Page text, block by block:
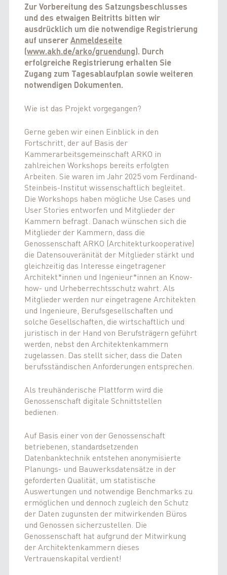
Zur Vorbereitung des Satzungsbeschlusses
und des etwaigen Beitritts bitten wir
ausdrücklich um die notwendige Registrierung
auf unsererAnmeldeseite
(www.akh.de/arko/gruendung). Durch
erfolgreiche Registrierung erhalten Sie
Zugang zum Tagesablaufplan sowie weiteren
notwendigen Dokumenten.
Wie ist das Projekt vorgegangen?
Gerne geben wir einen Einblick in den
Fortschritt, der auf Basis der
Kammerarbeitsgemeinschaft ARKO in
zahlreichen Workshops bereits erfolgten
Arbeiten. Sie waren im Jahr 2025 vom Ferdinand-
Steinbeis-Institut wissenschaftlich begleitet.
Die Workshops haben mögliche Use Cases und
User Stories entworfen und Mitglieder der
Kammern befragt. Danach wünschen sich die
Mitglieder der Kammern, dass die
Genossenschaft ARKO (Architekturkooperative)
die Datensouveränität der Mitglieder stärkt und
gleichzeitig das Interesse eingetragener
Architekt*innen und Ingenieur*innen an Know-
how- und Urheberrechtsschutz wahrt. Als
Mitglieder werden nur eingetragene Architekten
und Ingenieure, Berufsgesellschaften und
solche Gesellschaften, die wirtschaftlich und
juristisch in der Hand von Berufsträgern geführt
werden, nebst den Architektenkammern
zugelassen. Das stellt sicher, dass die Daten
berufsständischen Anforderungen entsprechen.
Als treuhänderische Plattform wird die
Genossenschaft digitale Schnittstellen
bedienen.
Auf Basis einer von der Genossenschaft
betriebenen, standardsetzenden
Datenbanktechnik entstehen anonymisierte
Planungs- und Bauwerksdatensätze in der
geforderten Qualität, um statistische
Auswertungen und notwendige Benchmarks zu
ermöglichen und dennoch zugleich den Schutz
der Daten zugunsten der mitwirkenden Büros
und Genossen sicherzustellen. Die
Genossenschaft hat aufgrund der Mitwirkung
der Architektenkammern dieses
Vertrauenskapital verdient!